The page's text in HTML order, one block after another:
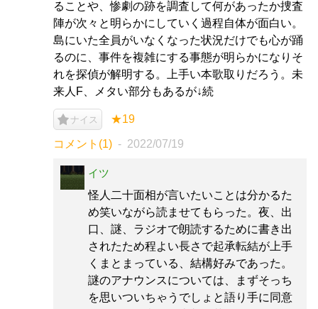
ることや、惨劇の跡を調査して何があったか捜査
陣が次々と明らかにしていく過程自体が面白い。
島にいた全員がいなくなった状況だけでも心が踊
るのに、事件を複雑にする事態が明らかになりそ
れを探偵が解明する。上手い本歌取りだろう。未
来人F、メタい部分もあるが↓続
ナイス ★19
コメント(1) 2022/07/19
イツ
怪人二十面相が言いたいことは分かるた
め笑いながら読ませてもらった。夜、出
口、謎、ラジオで朗読するために書き出
されたため程よい長さで起承転結が上手
くまとまっている、結構好みであった。
謎のアナウンスについては、まずそっち
を思いついちゃうでしょと語り手に同意